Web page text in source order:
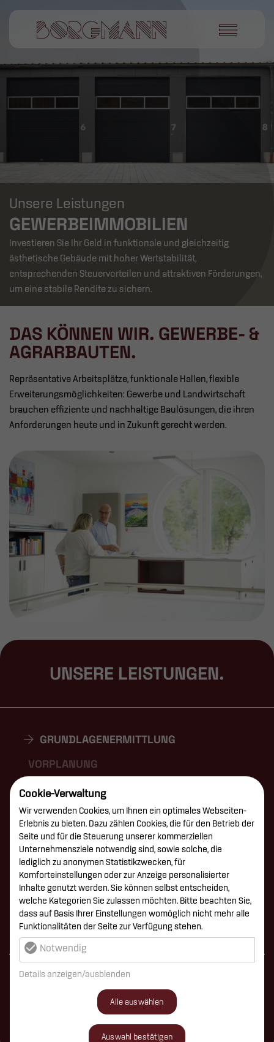
Unsere Leistungen
GEWERBEIMMOBILIEN
Investieren Sie Ihr Geld in funktionale und gleichzeitig
ästhetische Gebäude mit hoher Wertstabilität,
entsprechenden Steuervorteilen und attraktiven Förderungen,
um eine stabile Rendite zu sichern.
DAS KÖNNEN WIR. GEWERBE- &
AGRARBAUTEN.
Repräsentative Arbeitsplätze, funktionale Hallen, flexible
Erweiterungsmöglichkeiten: Gewerbe und Landwirtschaft
brauchen effiziente und nachhaltige Baulösungen, die ihren
Anforderungen heute und in Zukunft gerecht werden.
UNSERE LEISTUNGEN.
GRUNDLAGENERMITTLUNG
VORPLANUNG
ENTWURFSPLANUNG
GENEHMIGUNGSPLANUNG
AUSFÜHRUNGSPLANUNG
VORBEREITUNG DER VERGABE
MITWIRKUNG BEI DER VERGABE
OBJEKTÜBERWACHUNG/BAULEITUNG
Ermittlung der Vorausetzungen zur Lösung der
Bauaufgabe durch die Planung.
Cookie-Verwaltung
Wir verwenden Cookies, um Ihnen ein optimales Webseiten-
Erlebnis zu bieten. Dazu zählen Cookies, die für den Betrieb der
Seite und für die Steuerung unserer kommerziellen
Unternehmensziele notwendig sind, sowie solche, die
lediglich zu anonymen Statistikzwecken, für
Komforteinstellungen oder zur Anzeige personalisierter
Inhalte genutzt werden. Sie können selbst entscheiden,
welche Kategorien Sie zulassen möchten. Bitte beachten Sie,
dass auf Basis Ihrer Einstellungen womöglich nicht mehr alle
Funktionalitäten der Seite zur Verfügung stehen.
Notwendig
Details anzeigen/ausblenden
Auswahl bestätigen
Alle auswählen